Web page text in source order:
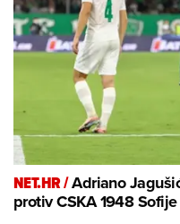
NET.HR /Adriano
protiv CSKA 1948 Sofije